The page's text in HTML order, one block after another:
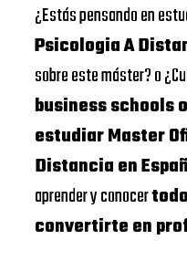
¿Estás pensando en
Psicologia A
sobre este máster? o
business schools
estudiar Master
Distancia en
aprender y conocer
convertirte en